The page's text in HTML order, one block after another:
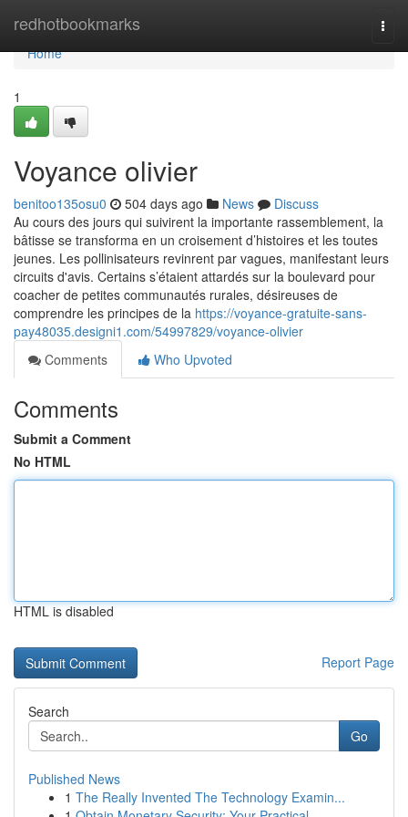
redhotbookmarks
Home
Home
1
Voyance olivier
benitoo135osu0 504 days ago News
Discuss
Au cours des jours qui suivirent la importante rassemblement, la
bâtisse se transforma en un croisement d’histoires et les toutes
jeunes. Les pollinisateurs revinrent par vagues, manifestant leurs
circuits d'avis. Certains s’étaient attardés sur la boulevard pour
coacher de petites communautés rurales, désireuses de
comprendre les principes de la https://voyance-gratuite-sans-
pay48035.designi1.com/54997829/voyance-olivier
Comments
Who Upvoted
Comments
Submit a Comment
No HTML
HTML is disabled
Report Page
Search
Go
Published News
1 The Really Invented The Technology Examin...